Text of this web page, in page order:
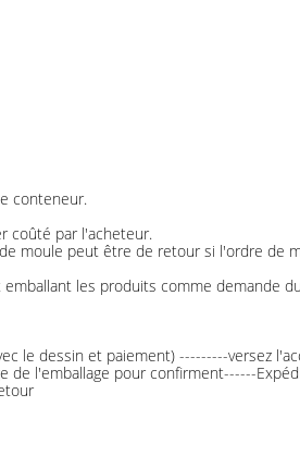
conteneur.
coûté par l'acheteur.
moule peut être de retour si l'ordre de
les produits comme demande
le dessin et paiement) ---------versez
l'emballage pour confirment------